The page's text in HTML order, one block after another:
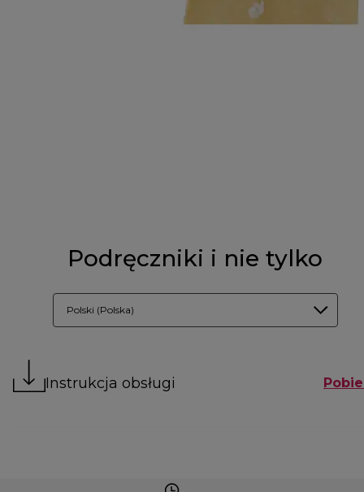
Podręczniki i nie tylko
Polski (Polska)
Instrukcja obsługi